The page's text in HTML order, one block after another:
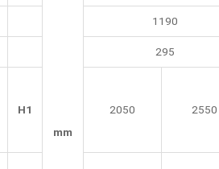
mm
1190
295
H1 2050 2550